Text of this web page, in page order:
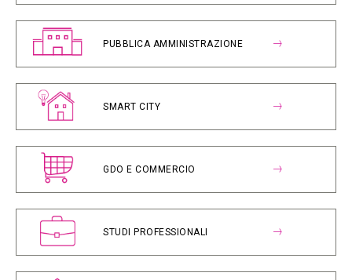
PUBBLICA AMMINISTRAZIONE
SMART CITY
GDO E COMMERCIO
STUDI PROFESSIONALI